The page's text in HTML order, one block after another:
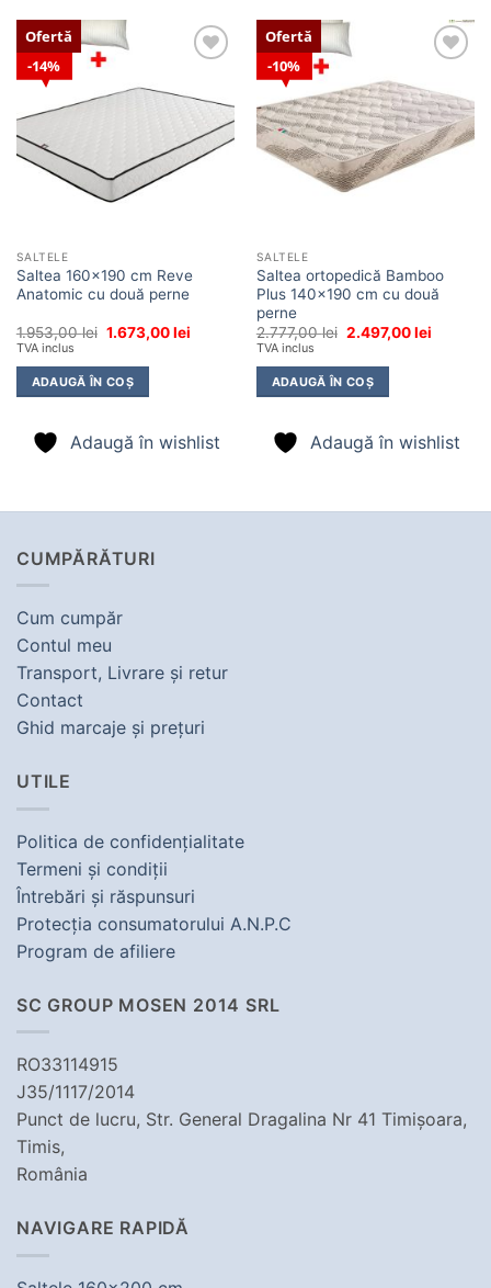
14%
Ofertă
wishlist
SALTELE
Saltea 160×190 cm Reve
Anatomic cu două perne
1.953,00lei Prețul
fost:
1.953,00 lei.
1.673,00leiPrețul
1.673,00 lei.
TVA inclus
ADAUGĂ ÎN COȘ
Adaugă în wishlist
10%
Ofertă
în
wishlist
SALTELE
Saltea ortopedică Bamboo
Plus 140×190 cm cu două
perne
2.777,00lei Prețul
fost:
2.777,00 lei.
2.497,00leiPrețul
TVA inclus
ADAUGĂ ÎN COȘ
Adaugă în wishlist
CUMPĂRĂTURI
Cum cumpăr
Contul meu
Transport, Livrare şi retur
Contact
Ghid marcaje şi preţuri
UTILE
Politica de confidenţialitate
Termeni şi condiţii
Întrebări şi răspunsuri
Protecţia consumatorului A.N.P.C
Program de afiliere
SC GROUP MOSEN 2014 SRL
RO33114915
J35/1117/2014
Punct de lucru, Str. General Dragalina Nr 41 Timișoara,
Timis,
România
NAVIGARE RAPIDĂ